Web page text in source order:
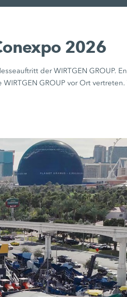
2026
der WIRTGEN GROUP.
GROUP vor Ort vertreten.